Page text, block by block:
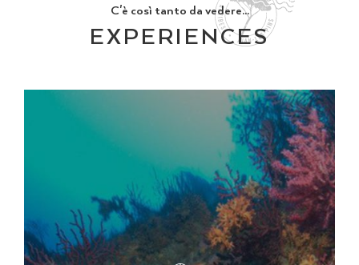
C'è così tanto da vedere...
EXPERIENCES